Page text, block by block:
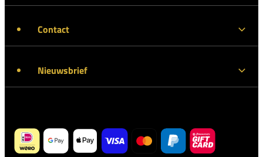
Contact
Nieuwsbrief